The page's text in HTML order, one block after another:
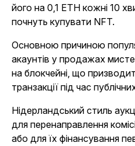
його на 0,1 ETH кожні 10
почнуть купувати NFT.
Основною причиною
акаунтів у продажах
на блокчейні, що
транзакції під час
Нідерландський стиль
для перенаправлення
або для їх фінансування